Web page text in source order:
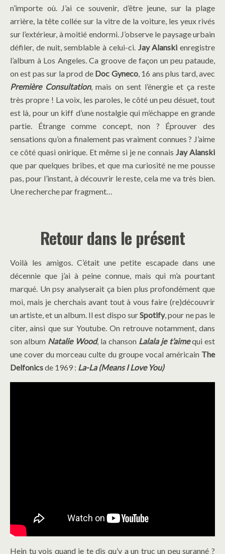
n’importe où. J’ai ce souvenir, d’être jeune, sur la plage
arrière, la tête collée sur la vitre de la voiture, les yeux rivés
sur l’extérieur, à moitié endormi. J’observe le paysage urbain
défiler, de nuit, semblable à celui-ci. Jay Alanski enregistre
l’album à Los Angeles. Ca groove de façon un peu pataude,
on est pas sur la prod deDoc Gyneco, 16 ans plus tard, avec
Première Consultation, mais on sent l’énergie et ça reste
très propre ! La voix, les paroles, le côté un peu désuet, tout
est là, pour un kiff d’une nostalgie qui m’échappe en grande
partie. Étrange comme concept, non ? Éprouver des
sensations qu’on a finalement pas vraiment connues ? J’aime
ce côté quasi onirique. Et même si je ne connais Jay Alanski
que par quelques bribes, et que ma curiosité ne me pousse
pas, pour l’instant, à découvrir le reste, cela me va très bien.
Une recherche par fragment…
Retour dans le présent
Voilà les amigos. C’était une petite escapade dans une
décennie que j’ai à peine connue, mais qui m’a pourtant
marqué. Un psy analyserait ça bien plus profondément que
moi, mais je cherchais avant tout à vous faire (re)découvrir
un artiste, et un album. Il est dispo surSpotify, pour ne pas le
citer, ainsi que sur Youtube. On retrouve notamment, dans
son album Natalie Wood, la chanson Lalala je t’aimequi est
une cover du morceau culte du groupe vocal américain The
Delfonicsde 1969 : La-La (Means I Love You)
Hein tu vois quand je te dis qu’y a un truc un peu suranné ?